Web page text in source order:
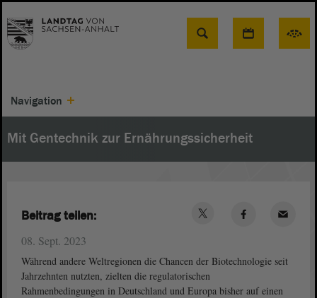
Suche
Navigation
Mit Gentechnik zur Ernährungssicherheit
08. Sept. 2023
Während andere Weltregionen die Chancen der Biotechnologie seit
Jahrzehnten nutzten, zielten die regulatorischen
Rahmenbedingungen in Deutschland und Europa bisher auf einen
Beitrag teilen: